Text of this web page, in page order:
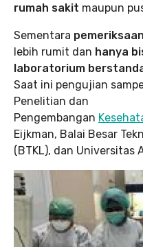
rumah sakit maupun
Sementara
lebih rumit dan hanya
laboratorium
Saat ini pengujian
Penelitian dan
Pengembangan
Eijkman, Balai Besar
(BTKL), dan Universitas